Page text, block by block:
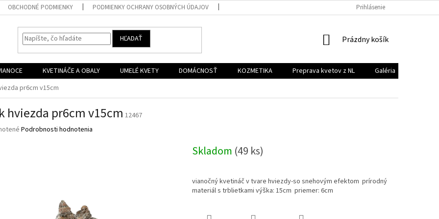
OBCHODNÉ PODMIENKY PODMIENKY OCHRANY OSOBNÝCH ÚDAJOV KONTAKT
Prihlásenie
HĽADAŤ
NÁKUPNÝ
Prázdny košík
KVETINÁČE A OBALY UMELÉ KVETY DOMÁCNOSŤ KOZMETIKA Preprava kvetov z NL Galéria
pr6cm v15cm
hviezda pr6cm v15cm 12467
Podrobnosti hodnotenia
Skladom (49 ks)
vianočný kvetináč v tvare hviezdy-so snehovým efektom prírodný
materiál s trblietkami výška: 15cm priemer: 6cm